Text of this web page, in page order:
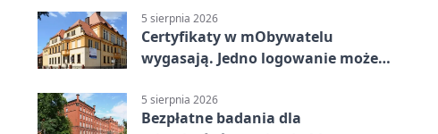
5 sierpnia 2026
Certyfikaty w mObywatelu
wygasają. Jedno logowanie może
5 sierpnia 2026
Bezpłatne badania dla